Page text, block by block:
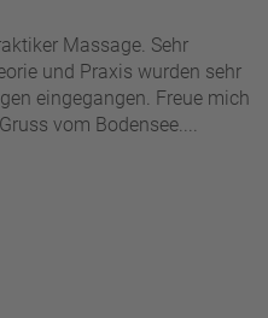
Massage. Sehr
und Praxis wurden sehr
eingegangen. Freue mich
vom Bodensee....